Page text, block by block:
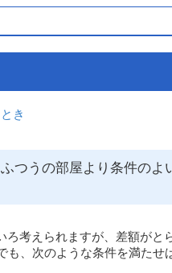
き
つうの部屋より条件のよ
ろ考えられますが、差額がと
も、次のような条件を満たせ